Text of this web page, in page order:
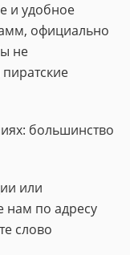
и удобное
официально
не
большинство
или
нам по адресу
слово